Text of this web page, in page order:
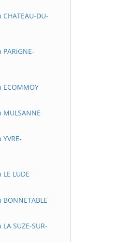
DU-
LUDE
SUZE-SUR-